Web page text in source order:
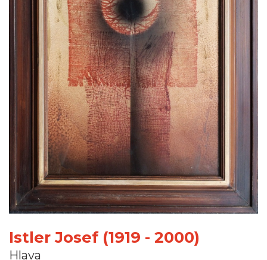
Istler Josef (1919 - 2000)
Hlava